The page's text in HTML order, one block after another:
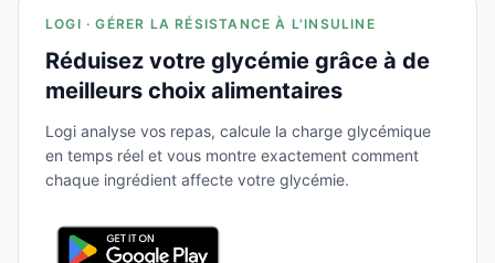
LOGI · GÉRER LA RÉSISTANCE À L'INSULINE
Réduisez votre glycémie grâce à de
meilleurs choix alimentaires
Logi analyse vos repas, calcule la charge glycémique
en temps réel et vous montre exactement comment
chaque ingrédient affecte votre glycémie.